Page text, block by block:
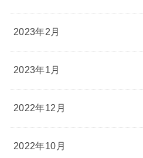
2023年2月
2023年1月
2022年12月
2022年10月